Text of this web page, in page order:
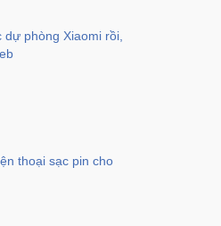
phòng Xiaomi rồi,
thoại sạc pin cho